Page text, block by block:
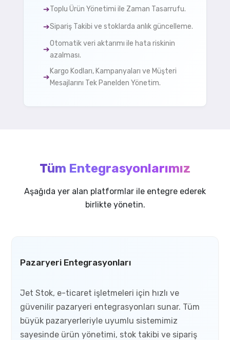
Toplu Ürün Yönetimi ile Zaman Tasarrufu.
Sipariş Takibi ve stoklarda anlık güncelleme.
Otomatik veri aktarımı ile hata riskinin
azalması.
Kargo Kodları, Kampanyaları ve Müşteri
Mesajlarını Tek Panelden Yönetim.
Tüm Entegrasyonlarımız
Aşağıda yer alan platformlar ile entegre ederek
birlikte yönetin.
Pazaryeri Entegrasyonları
Jet Stok, e-ticaret işletmeleri için hızlı ve
güvenilir pazaryeri entegrasyonları sunar. Tüm
büyük pazaryerleriyle uyumlu sistemimiz
sayesinde ürün yönetimi, stok takibi ve sipariş